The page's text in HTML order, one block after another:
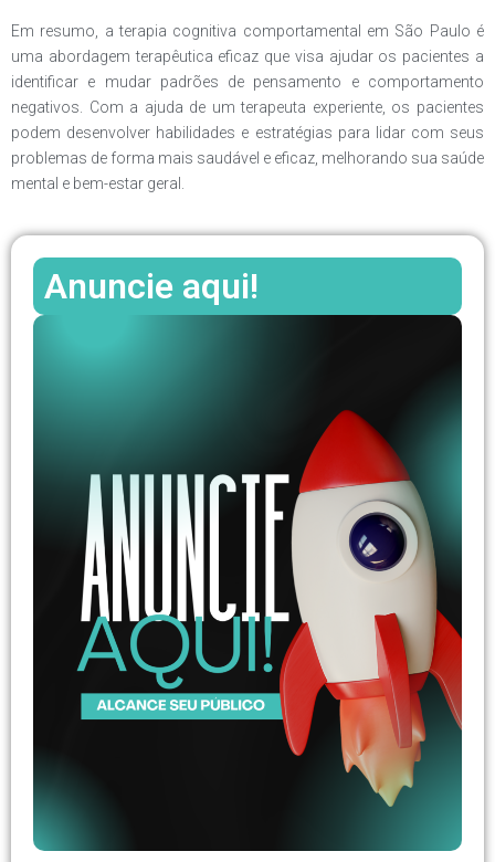
Em resumo, a terapia cognitiva comportamental em São Paulo é
uma abordagem terapêutica eficaz que visa ajudar os pacientes a
identificar e mudar padrões de pensamento e comportamento
negativos. Com a ajuda de um terapeuta experiente, os pacientes
podem desenvolver habilidades e estratégias para lidar com seus
problemas de forma mais saudável e eficaz, melhorando sua saúde
mental e bem-estar geral.
Anuncie aqui!